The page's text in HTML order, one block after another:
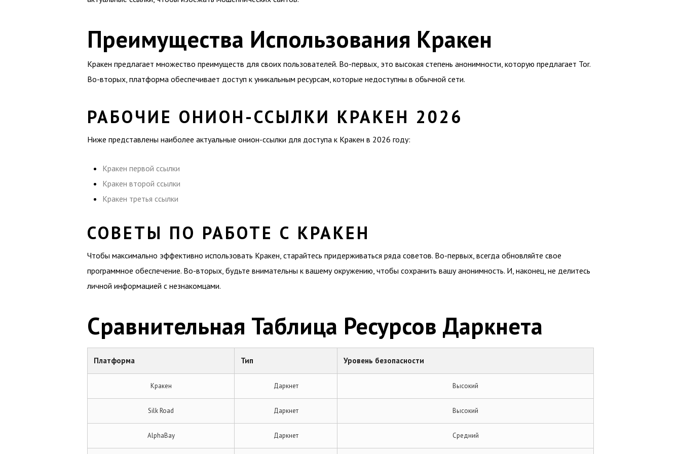
Преимущества Использования Кракен
Кракен предлагает множество преимуществ для своих пользователей. Во-первых, это высокая степень анонимности, которую предлагает Tor.
Во-вторых, платформа обеспечивает доступ к уникальным ресурсам, которые недоступны в обычной сети.
РАБОЧИЕ ОНИОН-ССЫЛКИ КРАКЕН 2026
Ниже представлены наиболее актуальные онион-ссылки для доступа к Кракен в 2026 году:
Кракен первой ссылки
Кракен второй ссылки
Кракен третья ссылки
СОВЕТЫ ПО РАБОТЕ С КРАКЕН
Чтобы максимально эффективно использовать Кракен, старайтесь придерживаться ряда советов. Во-первых, всегда обновляйте свое
программное обеспечение. Во-вторых, будьте внимательны к вашему окружению, чтобы сохранить вашу анонимность. И, наконец, не делитесь
личной информацией с незнакомцами.
Сравнительная Таблица Ресурсов Даркнета
Платформа Тип Уровень безопасности
Кракен Даркнет Высокий
Silk Road Даркнет Высокий
AlphaBay Даркнет Средний